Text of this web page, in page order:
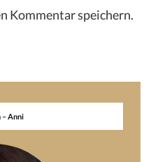
Kommentar speichern.
– Anni